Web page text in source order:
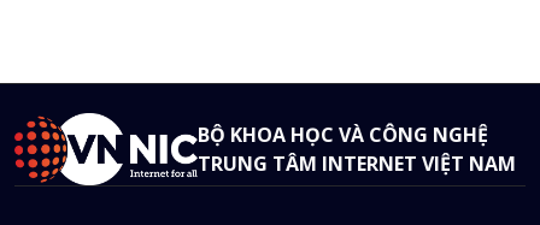
BỘ KHOA HỌC VÀ CÔNG NGHỆ
TRUNG TÂM INTERNET VIỆT NAM